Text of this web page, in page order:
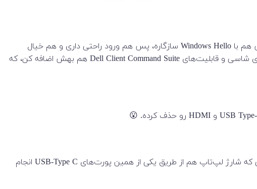
لپ‌تاپ Dell Precision 5760 از نظر امنیت حسابی دست‌پر اومده. 🔒 دکمه‌ی پاورش یه حسگر اثر انگشت داخلش داره و دوربینش هم با Windows Hello سازگاره، پس هم ورود راحتی داری و هم خیال
راحت! 😌 تازه یه تراشه TPM 2.0 هم داره که امنیت رو یه لِوِل دیگه می‌بره بالا. امکانات امنیتی دیگه مثل قفل گوه‌ای شکل روی شاسی و قابلیت‌های Dell Client Command Suite هم بهش اضافه کن، که
سمت راست هم یه اسلات کارت SD، دو پورت USB-Type C دیگه و جک ترکیبی هدفون/میکروفون قرار داره. 📱🔌 جالبه بدونی که شارژ لپ‌تاپ هم از طریق یکی از همین پورت‌های USB-Type C انجام